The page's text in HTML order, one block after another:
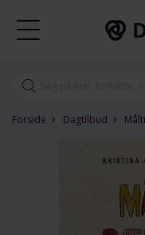
Forside › Dagtilbud ›